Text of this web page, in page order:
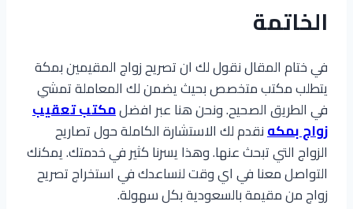
الخاتمة
في ختام المقال نقول لك ان تصريح زواج المقيمين بمكة
يتطلب مكتب متخصص بحيث يضمن لك المعاملة تمشي
في الطريق الصحيح. ونحن هنا عبر افضلمكتب تعقيب
زواج بمكهنقدم لك الاستشارة الكاملة حول تصاريح
الزواج التي تبحث عنها. وهذا يسرنا كثير في خدمتك. يمكنك
التواصل معنا في اي وقت لنساعدك في استخراج تصريح
زواج من مقيمة بالسعودية بكل سهولة.